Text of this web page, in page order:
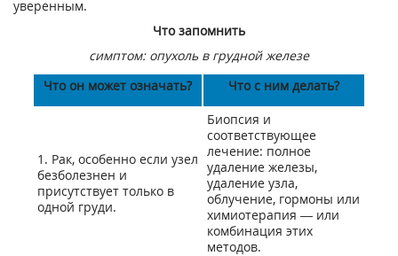
уверенным.
Что запомнить
симптом: опухоль в грудной железе
Что он может означать?
Что с ним делать?
1. Рак, особенно если узел
безболезнен и
присутствует только в
одной груди.
Биопсия и
соответствующее
лечение: полное
удаление железы,
удаление узла,
облучение, гормоны или
химиотерапия — или
комбинация этих
методов.